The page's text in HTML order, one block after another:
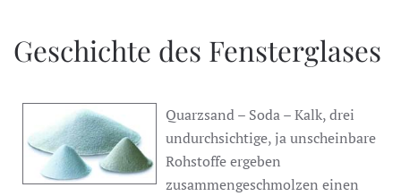
Geschichte des Fensterglases
Quarzsand – Soda – Kalk, drei
undurchsichtige, ja unscheinbare
Rohstoffe ergeben
zusammengeschmolzen einen